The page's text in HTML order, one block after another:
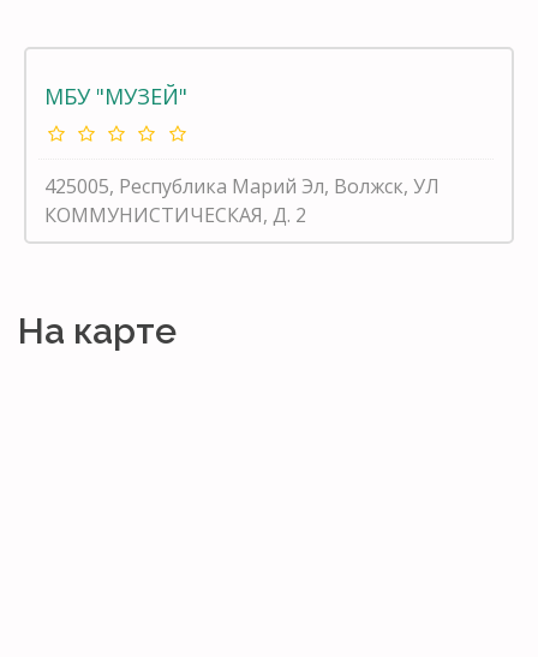
МБУ "МУЗЕЙ"
425005, Республика Марий Эл, Волжск, УЛ
КОММУНИСТИЧЕСКАЯ, Д. 2
На карте